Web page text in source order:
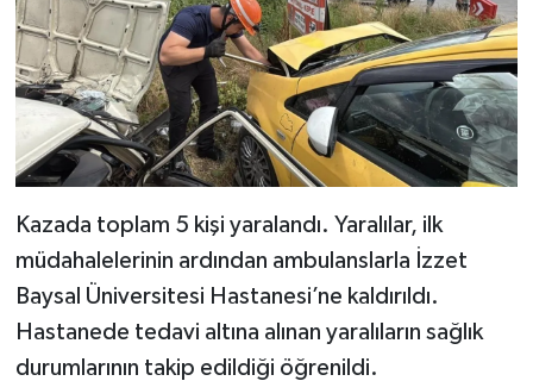
Kazada toplam 5 kişi yaralandı. Yaralılar, ilk
müdahalelerinin ardından ambulanslarla İzzet
Baysal Üniversitesi Hastanesi’ne kaldırıldı.
Hastanede tedavi altına alınan yaralıların sağlık
durumlarının takip edildiği öğrenildi.